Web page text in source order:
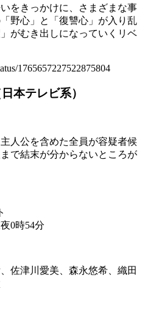
をきっかけに、さまざまな事
野心」と「復讐心」が入り乱
がむき出しになっていくリベ
1765657227522875804
本テレビ系）
人公を含めた全員が容疑者候
で結末が分からないところが
0時54分
佐津川愛美、森永悠希、織田